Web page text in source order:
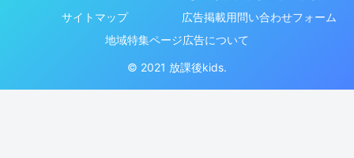
サイトマップ
広告掲載用問い合わせフォーム
地域特集ページ広告について
© 2021 放課後kids.